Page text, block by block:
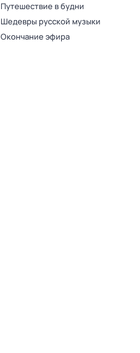
Путешествие в будни
Шедевры русской музыки
Окончание эфира